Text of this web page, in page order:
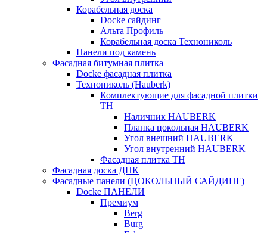
Корабельная доска
Docke сайдинг
Альта Профиль
Корабельная доска Технониколь
Панели под камень
Фасадная битумная плитка
Docke фасадная плитка
Технониколь (Hauberk)
Комплектующие для фасадной плитки
ТН
Наличник HAUBERK
Планка цокольная HAUBERK
Угол внешний HAUBERK
Угол внутренний HAUBERK
Фасадная плитка ТН
Фасадная доска ДПК
Фасадные панели (ЦОКОЛЬНЫЙ САЙДИНГ)
Docke ПАНЕЛИ
Премиум
Berg
Burg